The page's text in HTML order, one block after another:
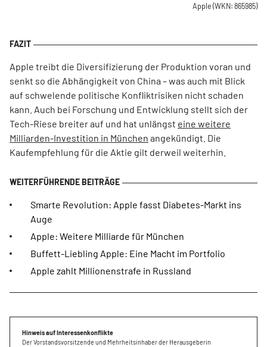
Apple (WKN: 865985)
Apple treibt die Diversifizierung der Produktion voran und
senkt so die Abhängigkeit von China – was auch mit Blick
auf schwelende politische Konfliktrisiken nicht schaden
kann. Auch bei Forschung und Entwicklung stellt sich der
Tech-Riese breiter auf und hat unlängst eine weitere
Milliarden-Investition in München angekündigt. Die
Kaufempfehlung für die Aktie gilt derweil weiterhin.
Smarte Revolution: Apple fasst Diabetes-Markt ins
Auge
Apple: Weitere Milliarde für München
Buffett-Liebling Apple: Eine Macht im Portfolio
Apple zahlt Millionenstrafe in Russland
Hinweis auf Interessenkonflikte
Der Vorstandsvorsitzende und Mehrheitsinhaber der Herausgeberin